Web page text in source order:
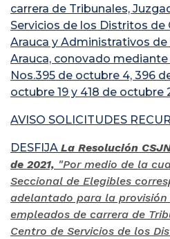
carrera de Tribunales,
Servicios de los Distritos de
Arauca y Administrativos
Arauca, conovado mediante
Nos.395 de octubre 4, 396
octubre 19 y 418 de octubre
AVISO SOLICITUDES
DESFIJA La Resolución
de 2021, "Por medio de la
Seccional de Elegibles
adelantado para la provisión
empleados de carrera de
Centro de Servicios de los